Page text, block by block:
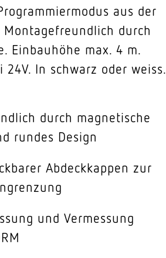
aus der
durch
Einbauhöhe max. 4 m.
In schwarz oder weiss.
durch magnetische
rundes Design
Abdeckkappen zur
und Vermessung